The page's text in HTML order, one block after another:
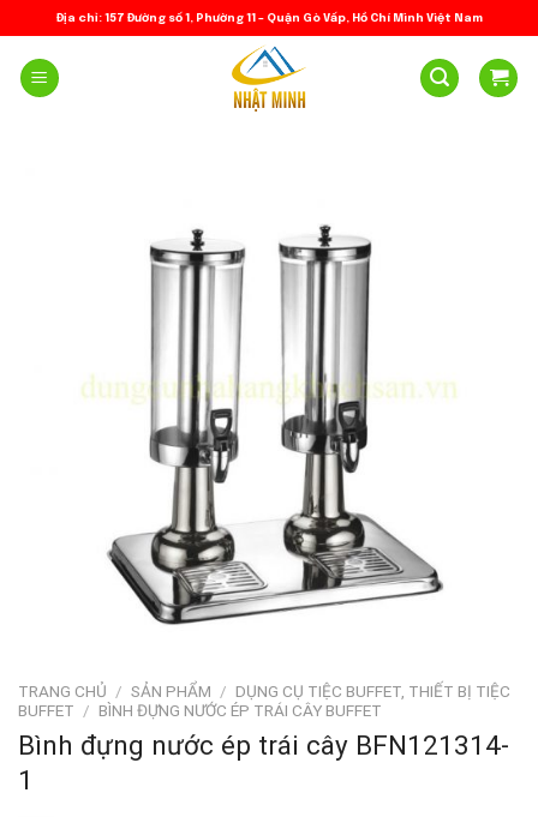
to
content
Địa chỉ: 157 Đường số 1, Phường 11 – Quận Gò Vấp, Hồ Chí Minh Việt Nam
TRANG CHỦ / SẢN PHẨM / DỤNG CỤ TIỆC BUFFET, THIẾT BỊ TIỆC
BUFFET / BÌNH ĐỰNG NƯỚC ÉP TRÁI CÂY BUFFET
Bình đựng nước ép trái cây BFN121314-
1